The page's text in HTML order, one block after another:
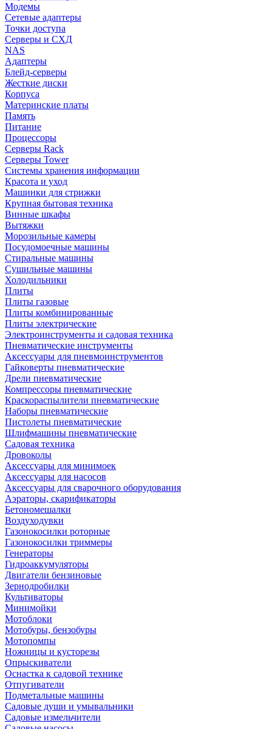
Модемы
Сетевые адаптеры
Точки доступа
Серверы и СХД
NAS
Адаптеры
Блейд-серверы
Жесткие диски
Корпуса
Материнские платы
Память
Питание
Процессоры
Серверы Rack
Серверы Tower
Системы хранения информации
Красота и уход
Машинки для стрижки
Крупная бытовая техника
Винные шкафы
Вытяжки
Морозильные камеры
Посудомоечные машины
Стиральные машины
Сушильные машины
Холодильники
Плиты
Плиты газовые
Плиты комбинированные
Плиты электрические
Электроинструменты и садовая техника
Пневматические инструменты
Аксессуары для пневмоинструментов
Гайковерты пневматические
Дрели пневматические
Компрессоры пневматические
Краскораспылители пневматические
Наборы пневматические
Пистолеты пневматические
Шлифмашины пневматические
Садовая техника
Дровоколы
Аксессуары для минимоек
Аксессуары для насосов
Аксессуары для сварочного оборудования
Аэраторы, скарификаторы
Бетономешалки
Воздуходувки
Газонокосилки роторные
Газонокосилки триммеры
Генераторы
Гидроаккумуляторы
Двигатели бензиновые
Зернодробилки
Культиваторы
Минимойки
Мотоблоки
Мотобуры, бензобуры
Мотопомпы
Ножницы и кусторезы
Опрыскиватели
Оснастка к садовой технике
Отпугиватели
Подметальные машины
Садовые души и умывальники
Садовые измельчители